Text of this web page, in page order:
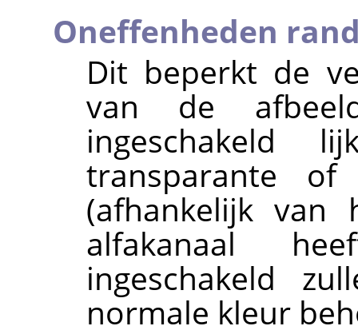
Oneffenheden
Dit beperkt de
van de
transparante
(afhankelijk
alfakanaal
ingeschakeld
normale kleur